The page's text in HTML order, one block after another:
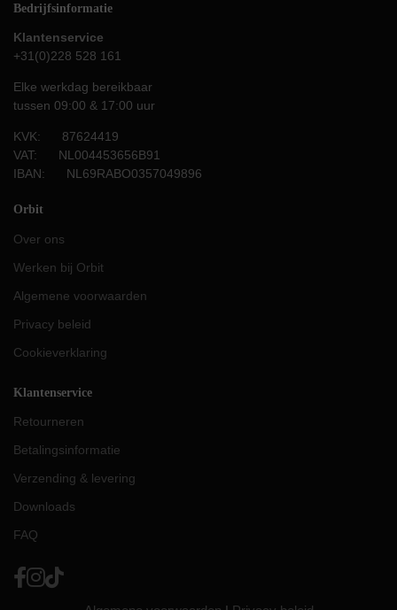
Bedrijfsinformatie
Klantenservice
+31(0)228 528 161
Elke werkdag bereikbaar
tussen 09:00 & 17:00 uur
KVK: 87624419
VAT: NL004453656B91
IBAN: NL69RABO0357049896
Orbit
Over ons
Werken bij Orbit
Algemene voorwaarden
Privacy beleid
Cookieverklaring
Klantenservice
Retourneren
Betalingsinformatie
Verzending & levering
Downloads
FAQ